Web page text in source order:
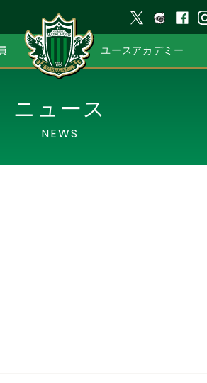
ユースアカデミー
ニュース
NEWS